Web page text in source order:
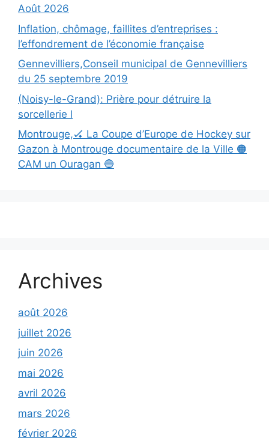
Août 2026
Inflation, chômage, faillites d’entreprises :
l’effondrement de l’économie française
Gennevilliers,Conseil municipal de Gennevilliers
du 25 septembre 2019
(Noisy-le-Grand): Prière pour détruire la
sorcellerie l
Montrouge,🏑 La Coupe d’Europe de Hockey sur
Gazon à Montrouge documentaire de la Ville 🟠
CAM un Ouragan 🔵
Archives
août 2026
juillet 2026
juin 2026
mai 2026
avril 2026
mars 2026
février 2026